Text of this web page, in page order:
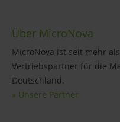
Über MicroNova
MicroNova ist seit mehr
Vertriebspartner für die
Deutschland.
» Unsere Partner